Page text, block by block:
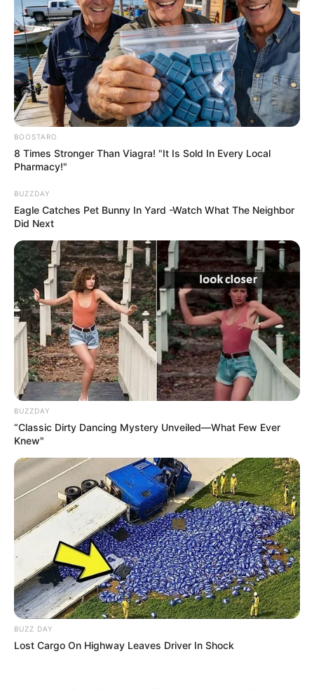
BOOSTARO
8 Times Stronger Than Viagra! "It Is Sold In Every Local
Pharmacy!"
BUZZDAY
Eagle Catches Pet Bunny In Yard -Watch What The Neighbor
Did Next
BUZZDAY
“Classic Dirty Dancing Mystery Unveiled—What Few Ever
Knew"
BUZZ DAY
Lost Cargo On Highway Leaves Driver In Shock